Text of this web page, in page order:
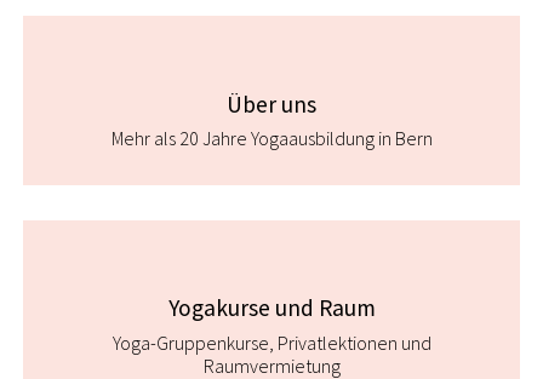
Über uns
Mehr als 20 Jahre Yogaausbildung in Bern
Yogakurse und Raum
Yoga-Gruppenkurse, Privatlektionen und
Raumvermietung